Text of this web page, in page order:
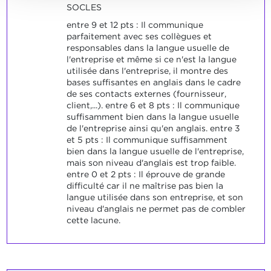
SOCLES
entre 9 et 12 pts : Il communique
parfaitement avec ses collègues et
responsables dans la langue usuelle de
l'entreprise et même si ce n'est la langue
utilisée dans l'entreprise, il montre des
bases suffisantes en anglais dans le cadre
de ses contacts externes (fournisseur,
client,...). entre 6 et 8 pts : Il communique
suffisamment bien dans la langue usuelle
de l'entreprise ainsi qu'en anglais. entre 3
et 5 pts : Il communique suffisamment
bien dans la langue usuelle de l'entreprise,
mais son niveau d'anglais est trop faible.
entre 0 et 2 pts : Il éprouve de grande
difficulté car il ne maîtrise pas bien la
langue utilisée dans son entreprise, et son
niveau d'anglais ne permet pas de combler
cette lacune.